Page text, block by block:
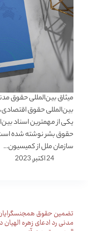
یکی از مهمترین اسناد
سازمان ملل از کمیسیون…
24 اکتبر, 2023
تضمین حقوق
مدنی رد ادعای زهره